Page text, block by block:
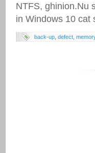
NTFS, ghinion.Nu
in Windows 10
back-up defect